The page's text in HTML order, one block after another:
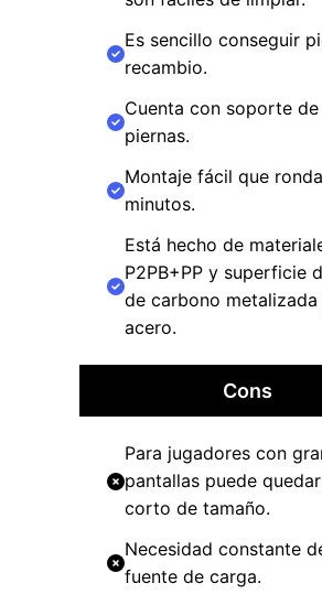
Es sencillo conseguir
recambio.
Cuenta con soporte de
piernas.
Montaje fácil que
minutos.
Está hecho de
P2PB+PP y superficie
de carbono metalizada
acero.
Cons
Para jugadores con
pantallas puede
corto de tamaño.
Necesidad constante
fuente de carga.